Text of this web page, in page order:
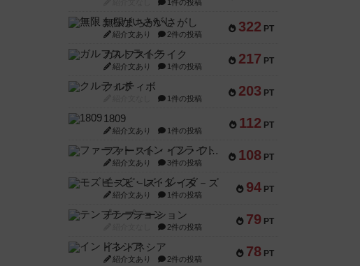
1件の投稿
322 PT
無限まちがいさがし
紹介文あり 2件の投稿
217 PT
ガルフストライク
紹介文あり 1件の投稿
203 PT
クルティボ
1件の投稿
112 PT
1809
紹介文あり 1件の投稿
108 PT
ファースト・イン・フライト
紹介文あり 3件の投稿
94 PT
モズビ－ズ・レイダ－ズ
紹介文あり 1件の投稿
79 PT
テンプテーション
2件の投稿
78 PT
インドネシア
紹介文あり 2件の投稿